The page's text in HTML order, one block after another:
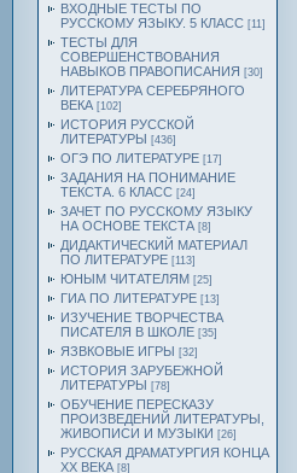
ВХОДНЫЕ ТЕСТЫ ПО
РУССКОМУ ЯЗЫКУ. 5 КЛАСС [11]
ТЕСТЫ ДЛЯ
СОВЕРШЕНСТВОВАНИЯ
НАВЫКОВ ПРАВОПИСАНИЯ [30]
ЛИТЕРАТУРА СЕРЕБРЯНОГО
ВЕКА [102]
ИСТОРИЯ РУССКОЙ
ЛИТЕРАТУРЫ [436]
ОГЭ ПО ЛИТЕРАТУРЕ [17]
ЗАДАНИЯ НА ПОНИМАНИЕ
ТЕКСТА. 6 КЛАСС [24]
ЗАЧЕТ ПО РУССКОМУ ЯЗЫКУ
НА ОСНОВЕ ТЕКСТА [8]
ДИДАКТИЧЕСКИЙ МАТЕРИАЛ
ПО ЛИТЕРАТУРЕ [113]
ЮНЫМ ЧИТАТЕЛЯМ [25]
ГИА ПО ЛИТЕРАТУРЕ [13]
ИЗУЧЕНИЕ ТВОРЧЕСТВА
ПИСАТЕЛЯ В ШКОЛЕ [35]
ЯЗВКОВЫЕ ИГРЫ [32]
ИСТОРИЯ ЗАРУБЕЖНОЙ
ЛИТЕРАТУРЫ [78]
ОБУЧЕНИЕ ПЕРЕСКАЗУ
ПРОИЗВЕДЕНИЙ ЛИТЕРАТУРЫ,
ЖИВОПИСИ И МУЗЫКИ [26]
РУССКАЯ ДРАМАТУРГИЯ КОНЦА
ХХ ВЕКА [8]